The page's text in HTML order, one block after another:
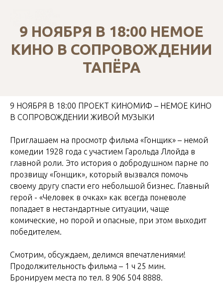
9 НОЯБРЯ В 18:00 НЕМОЕ
КИНО В СОПРОВОЖДЕНИИ
ТАПЁРА
9 НОЯБРЯ В 18:00 ПРОЕКТ КИНОМИФ – НЕМОЕ КИНО
В СОПРОВОЖДЕНИИ ЖИВОЙ МУЗЫКИ
Приглашаем на просмотр фильма «Гонщик» – немой
комедии 1928 года с участием Гарольда Ллойда в
главной роли. Это история о добродушном парне по
прозвищу «Гонщик», который вызвался помочь
своему другу спасти его небольшой бизнес. Главный
герой - «Человек в очках» как всегда поневоле
попадает в нестандартные ситуации, чаще
комические, но порой и опасные, при этом выходит
победителем.
Смотрим, обсуждаем, делимся впечатлениями!
Продолжительность фильма – 1 ч 25 мин.
Бронируем места по тел. 8 906 504 8888.